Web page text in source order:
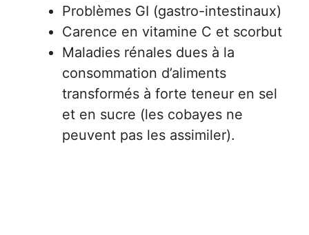
Problèmes GI (gastro-intestinaux)
Carence en vitamine C et scorbut
Maladies rénales dues à la
consommation d’aliments
transformés à forte teneur en sel
et en sucre (les cobayes ne
peuvent pas les assimiler).